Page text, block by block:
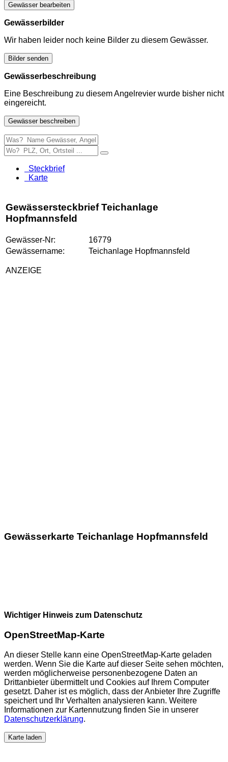
Gewässer bearbeiten
Gewässerbilder
Wir haben leider noch keine Bilder zu diesem Gewässer.
Bilder senden
Gewässerbeschreibung
Eine Beschreibung zu diesem Angelrevier wurde bisher nicht
eingereicht.
Gewässer beschreiben
Steckbrief
Karte
Gewässersteckbrief Teichanlage
Hopfmannsfeld
Gewässer-Nr:
16779
Gewässername:
Teichanlage Hopfmannsfeld
ANZEIGE
Gewässerkarte Teichanlage Hopfmannsfeld
Wichtiger Hinweis zum Datenschutz
OpenStreetMap-Karte
An dieser Stelle kann eine OpenStreetMap-Karte geladen
werden. Wenn Sie die Karte auf dieser Seite sehen möchten,
werden möglicherweise personenbezogene Daten an
Drittanbieter übermittelt und Cookies auf Ihrem Computer
gesetzt. Daher ist es möglich, dass der Anbieter Ihre Zugriffe
speichert und Ihr Verhalten analysieren kann. Weitere
Informationen zur Kartennutzung finden Sie in unserer
Datenschutzerklärung.
Karte laden